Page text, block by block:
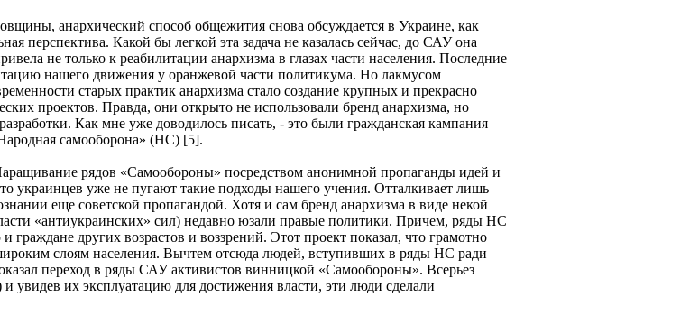
анархический способ общежития снова обсуждается в Украине, как
перспектива. Какой бы легкой эта задача не казалась сейчас, до САУ она
не только к реабилитации анархизма в глазах части населения. Последние
нашего движения у оранжевой части политикума. Но лакмусом
старых практик анархизма стало создание крупных и прекрасно
проектов. Правда, они открыто не использовали бренд анархизма, но
Как мне уже доводилось писать, - это были гражданская кампания
самооборона» (НС) [5].
рядов «Самообороны» посредством анонимной пропаганды идей и
украинцев уже не пугают такие подходы нашего учения. Отталкивает лишь
еще советской пропагандой. Хотя и сам бренд анархизма в виде некой
«антиукраинских» сил) недавно юзали правые политики. Причем, ряды НС
граждане других возрастов и воззрений. Этот проект показал, что грамотно
слоям населения. Вычтем отсюда людей, вступивших в ряды НС ради
переход в ряды САУ активистов винницкой «Самообороны». Всерьез
увидев их эксплуатацию для достижения власти, эти люди сделали